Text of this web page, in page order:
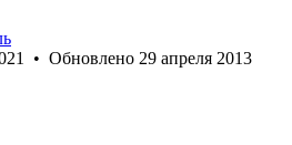
• Обновлено 29 апреля 2013